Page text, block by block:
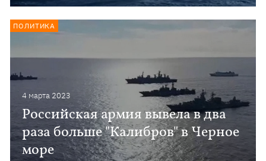
4 марта 2023
Российская армия вывела в два
раза больше "Калибров" в Черное
море
ПОЛИТИКА